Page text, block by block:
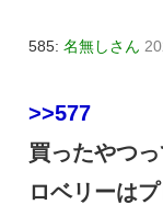
585: 名無しさん
>>577
買ったやつ
ロベリーは